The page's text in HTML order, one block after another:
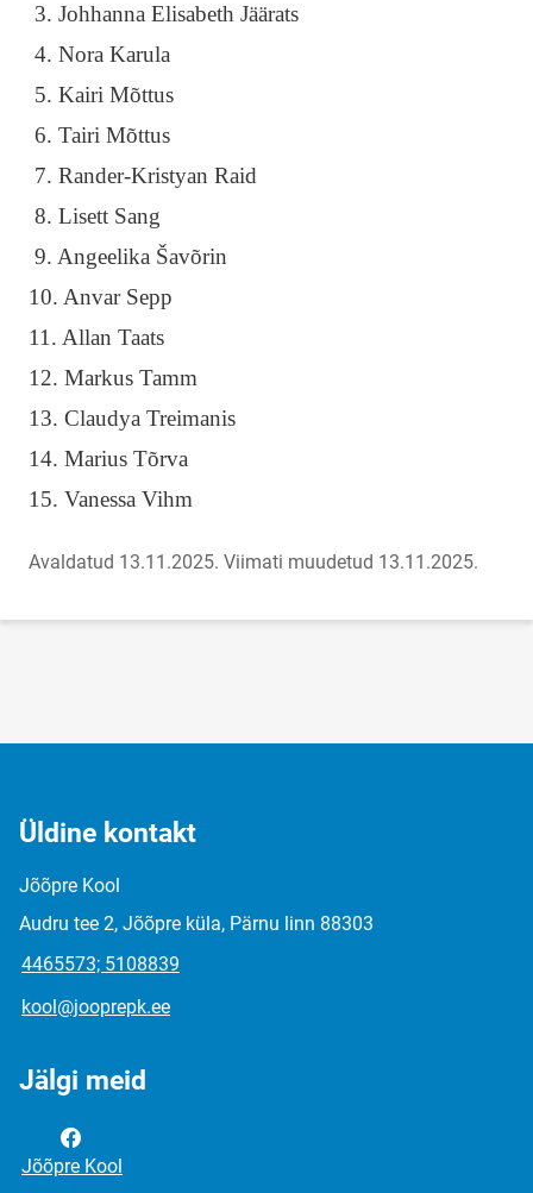
3. Johhanna Elisabeth Jäärats
4. Nora Karula
5. Kairi Mõttus
6. Tairi Mõttus
7. Rander-Kristyan Raid
8. Lisett Sang
9. Angeelika Šavõrin
10. Anvar Sepp
11. Allan Taats
12. Markus Tamm
13. Claudya Treimanis
14. Marius Tõrva
15. Vanessa Vihm
Avaldatud 13.11.2025. Viimati muudetud 13.11.2025.
Üldine kontakt
Jõõpre Kool
Audru tee 2, Jõõpre küla, Pärnu linn 88303
4465573; 5108839
kool@jooprepk.ee
Jälgi meid
Jõõpre Kool